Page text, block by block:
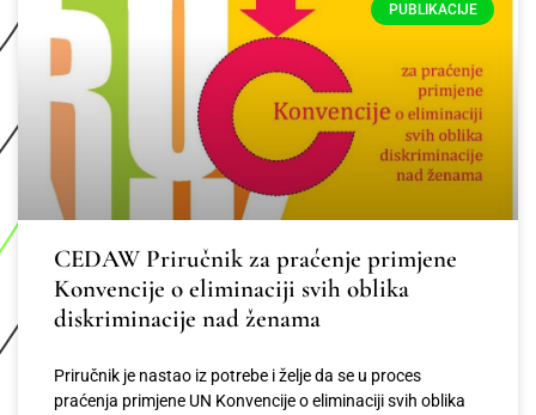
PUBLIKACIJE
CEDAW Priručnik za praćenje primjene
Konvencije o eliminaciji svih oblika
diskriminacije nad ženama
Priručnik je nastao iz potrebe i želje da se u proces
praćenja primjene UN Konvencije o eliminaciji svih oblika